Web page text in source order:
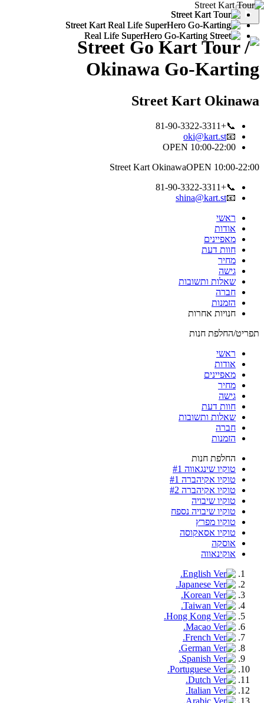
Street Kart Okinawa
📞+81-90-3322-3311
📧
oki@kart.st
OPEN 10:00-22:00
Street Kart OkinawaOPEN 10:00-22:00
📞+81-90-3322-3311
📧
shina@kart.st
ראשי
אודות
מאפיינים
חוות דעת
מחיר
גישה
שאלות ותשובות
חברה
הזמנות
חנויות אחרות
תפריט/החלפת חנות
ראשי
אודות
מאפיינים
מחיר
גישה
חוות דעת
שאלות ותשובות
חברה
הזמנות
החלפת חנות
טוקיו שינגאווה #1
טוקיו אקיהברה #1
טוקיו אקיהברה #2
טוקיו שיבויה
טוקיו שיבויה נספח
טוקיו מפרץ
טוקיו אסאקוסה
אוסקה
אוקינאווה